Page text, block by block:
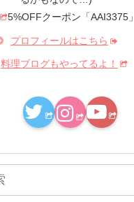
5%OFFクーポン「AAI3375」
プロフィールはこちら
料理ブログもやってるよ！